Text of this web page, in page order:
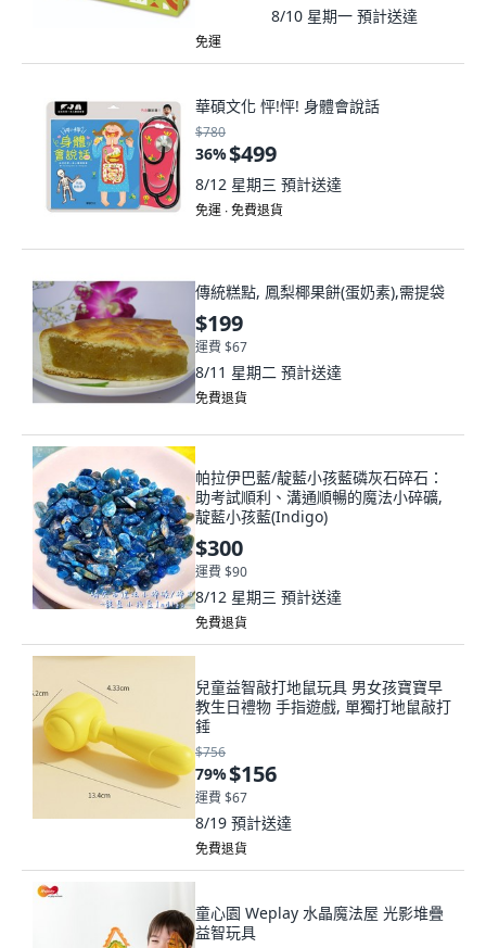
8/10 星期一 預計送達
免運
華碩文化 怦!怦! 身體會說話
$780
36%$499
8/12 星期三 預計送達
免運 ∙ 免費退貨
傳統糕點, 鳳梨椰果餅(蛋奶素),需提袋
$199
運費 $67
8/11 星期二 預計送達
免費退貨
帕拉伊巴藍/靛藍小孩藍磷灰石碎石：
助考試順利、溝通順暢的魔法小碎礦,
靛藍小孩藍(Indigo)
$300
運費 $90
8/12 星期三 預計送達
免費退貨
兒童益智敲打地鼠玩具 男女孩寶寶早
教生日禮物 手指遊戲, 單獨打地鼠敲打
錘
$756
79%$156
運費 $67
8/19 預計送達
免費退貨
童心園 Weplay 水晶魔法屋 光影堆疊
益智玩具